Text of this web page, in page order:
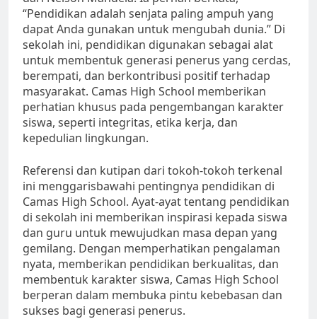
“Pendidikan adalah senjata paling ampuh yang
dapat Anda gunakan untuk mengubah dunia.” Di
sekolah ini, pendidikan digunakan sebagai alat
untuk membentuk generasi penerus yang cerdas,
berempati, dan berkontribusi positif terhadap
masyarakat. Camas High School memberikan
perhatian khusus pada pengembangan karakter
siswa, seperti integritas, etika kerja, dan
kepedulian lingkungan.
Referensi dan kutipan dari tokoh-tokoh terkenal
ini menggarisbawahi pentingnya pendidikan di
Camas High School. Ayat-ayat tentang pendidikan
di sekolah ini memberikan inspirasi kepada siswa
dan guru untuk mewujudkan masa depan yang
gemilang. Dengan memperhatikan pengalaman
nyata, memberikan pendidikan berkualitas, dan
membentuk karakter siswa, Camas High School
berperan dalam membuka pintu kebebasan dan
sukses bagi generasi penerus.